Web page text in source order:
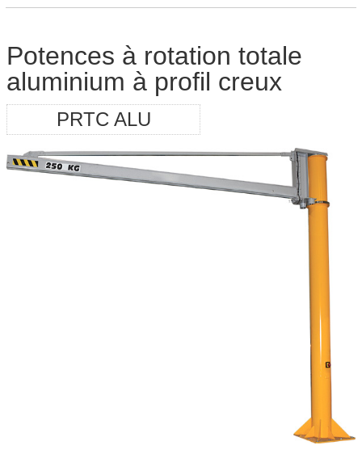
Potences à rotation totale
aluminium à profil creux
PRTC ALU